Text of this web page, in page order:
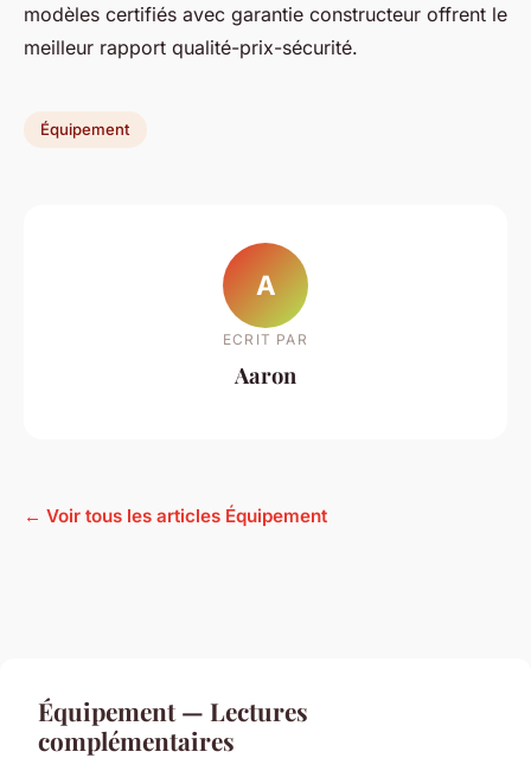
modèles certifiés avec garantie constructeur offrent le
meilleur rapport qualité-prix-sécurité.
Équipement
A
ECRIT PAR
Aaron
← Voir tous les articles Équipement
Équipement — Lectures
complémentaires